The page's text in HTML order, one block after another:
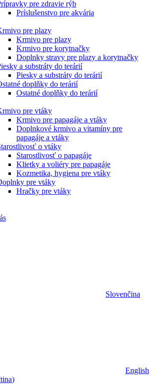
pre zdravie rýb
Príslušenstvo pre akvária
pre plazy
Krmivo pre plazy
Krmivo pre korytnačky
Doplnky stravy pre plazy a korytnačky
a substráty do terárií
Piesky a substráty do terárií
doplňky do terárií
Ostatné doplňky do terárií
pre vtáky
Krmivo pre papagáje a vtáky
Doplnkové krmivo a vitamíny pre
papagáje a vtáky
o vtáky
Starostlivosť o papagáje
Klietky a voliéry pre papagáje
Kozmetika, hygiena pre vtáky
pre vtáky
Hračky pre vtáky
Slovenčina
English
)